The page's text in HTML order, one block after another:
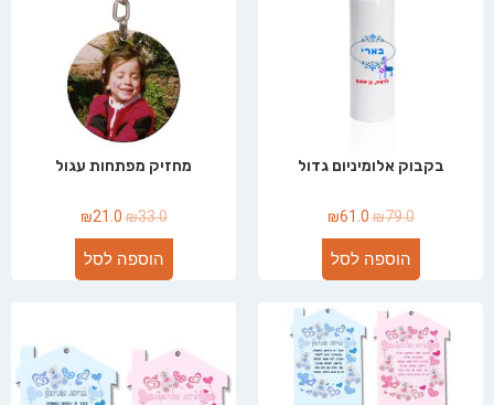
בקבוק אלומיניום גדול
₪79.0
₪61.0
הוספה לסל
מחזיק מפתחות עגול
₪33.0
₪21.0
הוספה לסל